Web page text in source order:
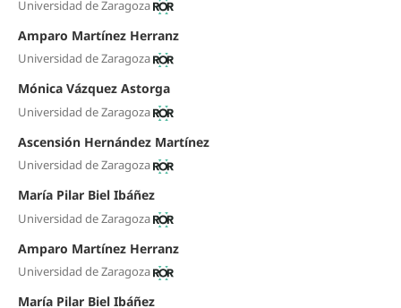
Universidad de Zaragoza
Amparo Martínez Herranz
Universidad de Zaragoza
Mónica Vázquez Astorga
Universidad de Zaragoza
Ascensión Hernández Martínez
Universidad de Zaragoza
María Pilar Biel Ibáñez
Universidad de Zaragoza
Amparo Martínez Herranz
Universidad de Zaragoza
María Pilar Biel Ibáñez